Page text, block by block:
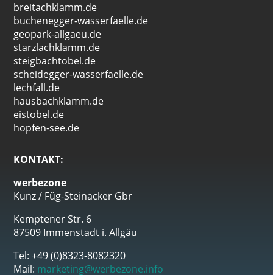
breitachklamm.de
buchenegger-wasserfaelle.de
geopark-allgaeu.de
starzlachklamm.de
steigbachtobel.de
scheidegger-wasserfaelle.de
lechfall.de
hausbachklamm.de
eistobel.de
hopfen-see.de
KONTAKT:
werbezone
Kunz / Füg-Steinacker Gbr
Kemptener Str. 6
87509 Immenstadt i. Allgäu
Tel: +49 (0)8323-8082320
Mail: marketing@werbezone.info